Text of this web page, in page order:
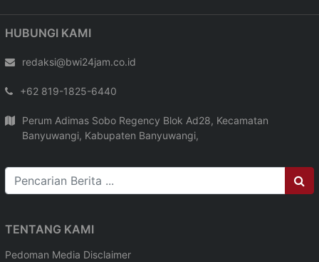
HUBUNGI KAMI
redaksi@bwi24jam.co.id
+62 819-1825-6440
Perum Adimas Sobo Regency Blok Ad28, Kecamatan
Banyuwangi, Kabupaten Banyuwangi,
TENTANG KAMI
Pedoman Media Disclaimer